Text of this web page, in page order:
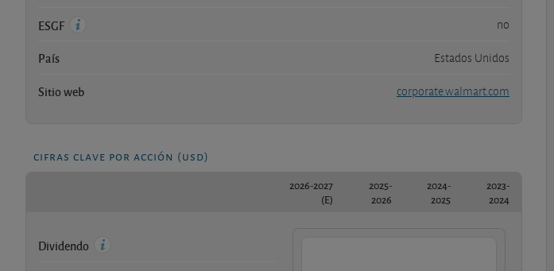
ESGF no
País Estados Unidos
Sitio web corporate.walmart.com
cifras clave por acción (usd)
2026-2027
(E)
2025-
2026
2024-
2025
2023-
2024
Dividendo